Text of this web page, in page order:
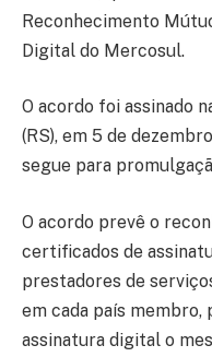
Reconhecimento
Digital do Mercosul.
O acordo foi assinado
(RS), em 5 de
segue para
O acordo prevê o
certificados de
prestadores de
em cada país
assinatura digital o